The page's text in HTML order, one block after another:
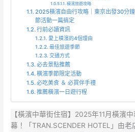
橫濱旅遊攻略
2025橫濱自由行攻略｜東京出發30分
節活動一篇搞定
行前必讀資訊
愛上橫濱的4個理由
最佳旅遊季節
交通方式
必去景點推薦
橫濱季節限定活動
必吃美食 ＆ 必買伴手禮
推薦橫濱一日遊行程
【橫濱中華街住宿】2025年11月橫濱
幕！「TRAN.SCENDER HOTEL」由